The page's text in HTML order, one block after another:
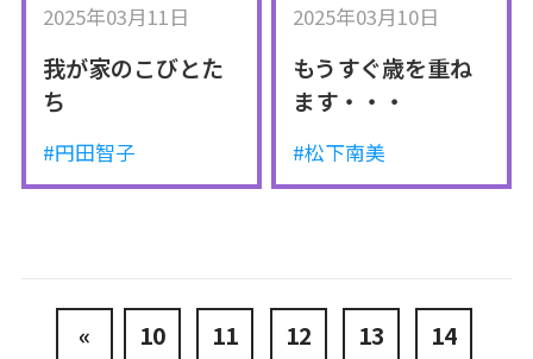
2025年03月11日
我が家のこびとた
ち
#円田智子
2025年03月10日
もうすぐ歳を重ね
ます・・・
#松下南美
« 10 11 12 13 14